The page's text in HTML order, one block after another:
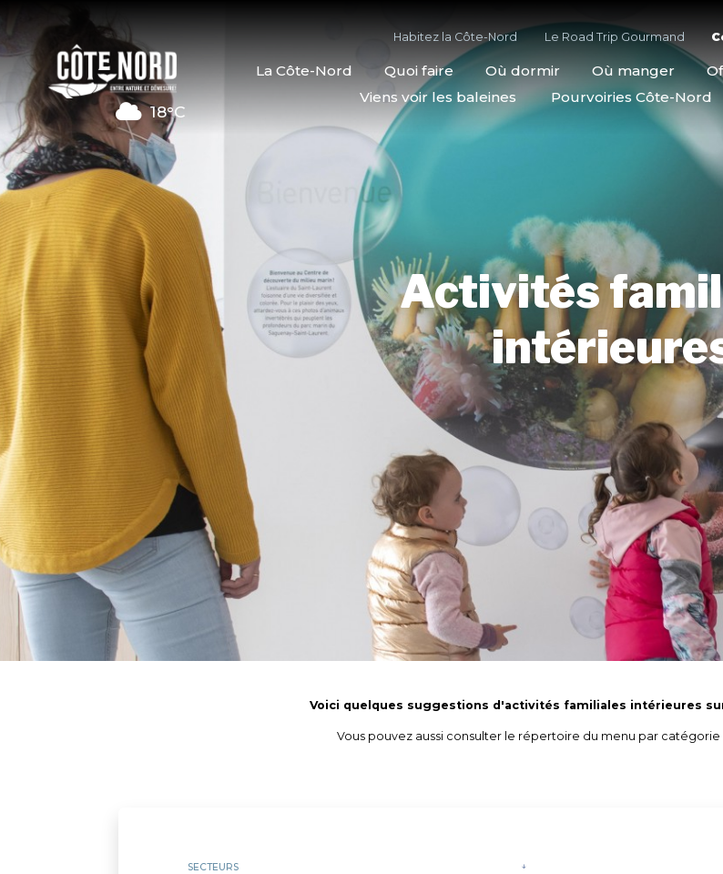
18°C
Habitez la Côte-Nord Le Road Trip Gourmand
La Côte-Nord Quoi faire Où dormir Où manger
Viens voir les baleines
Pourvoiries Côte-Nord
Activités
Voici quelques suggestions d'activités familiales intérieures
Vous pouvez aussi consulter le répertoire du menu par catégorie
SECTEURS